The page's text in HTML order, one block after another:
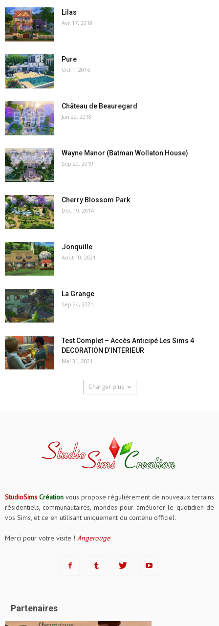
Lilas
Avr 17, 2018
Pure
Oct 1, 2016
Château de Beauregard
Jan 22, 2018
Wayne Manor (Batman Wollaton House)
Sep 20, 2019
Cherry Blossom Park
Déc 19, 2014
Jonquille
Août 10, 2021
La Grange
Sep 24, 2021
Test Complet – Accès Anticipé Les Sims 4
DECORATION D’INTERIEUR
Mai 31, 2021
Charger plus
StudioSims Création vous propose régulièrement de nouveaux terrains
résidentiels, communautaires, mondes pour améliorer le quotidien de
vos Sims, et ce en utilisant uniquement du contenu officiel.
Merci pour votre visite ! Angerouge
Partenaires